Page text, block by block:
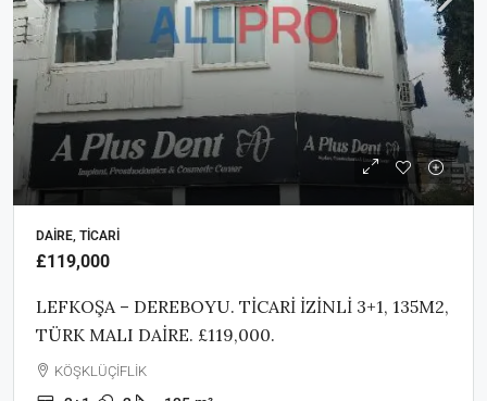
DAIRE, TICARI
£119,000
LEFKOŞA – DEREBOYU. TİCARİ İZİNLİ 3+1, 135M2,
TÜRK MALI DAİRE. £119,000.
KÖŞKLÜÇİFLİK